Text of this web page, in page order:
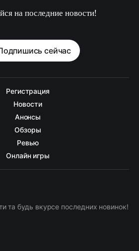
на последние новости!
сейчас
Регистрация
Новости
Анонсы
Обзоры
Ревью
Онлайн игры
та будь вкурсе последних новинок!